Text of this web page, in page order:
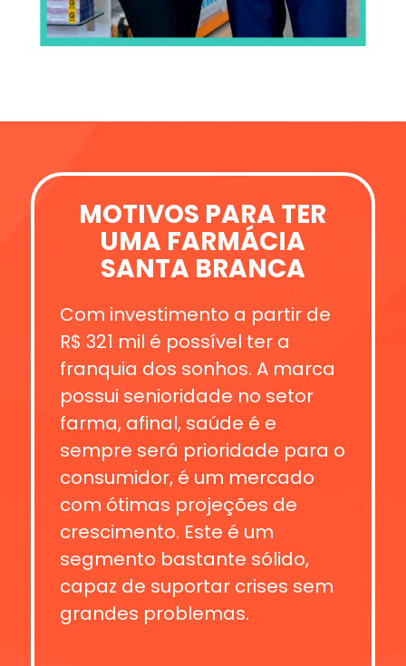
MOTIVOS PARA TER
UMA FARMÁCIA
SANTA BRANCA
Com investimento a partir de
R$ 321 mil é possível ter a
franquia dos sonhos. A marca
possui senioridade no setor
farma, afinal, saúde é e
sempre será prioridade para o
consumidor, é um mercado
com ótimas projeções de
crescimento. Este é um
segmento bastante sólido,
capaz de suportar crises sem
grandes problemas.